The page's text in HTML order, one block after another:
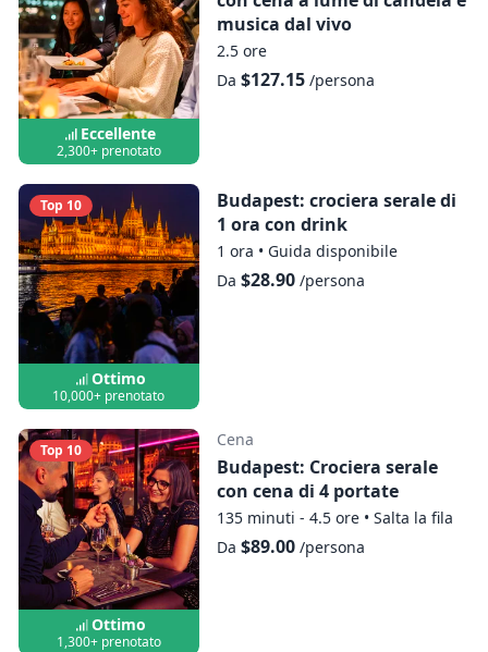
decorativa dei punti di riferimento non è
garantita.
Eccellente
2,300+ prenotato
musica dal vivo
2.5 ore
Da $127.15/persona
Top 10
Ottimo
10,000+ prenotato
Budapest: crociera serale di
1 ora con drink
1 ora • Guida disponibile
Da $28.90/persona
Top 10
Ottimo
1,300+ prenotato
Cena
Budapest: Crociera serale
con cena di 4 portate
135 minuti - 4.5 ore • Salta la fila
Da $89.00/persona